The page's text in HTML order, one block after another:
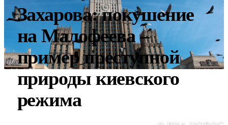
Захарова: покушение
на Малофеева –
пример преступной
природы киевского
режима